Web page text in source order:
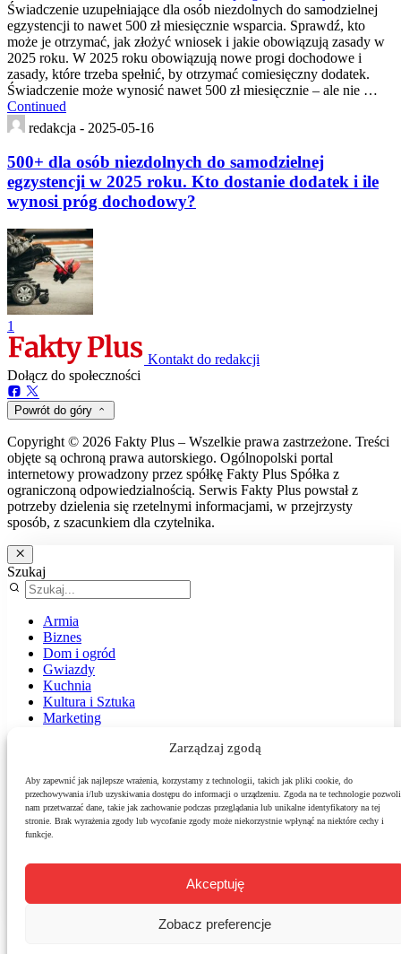
Zarządzaj zgodą
Aby zapewnić jak najlepsze wrażenia, korzystamy z technologii, takich jak pliki cookie, do
przechowywania i/lub uzyskiwania dostępu do informacji o urządzeniu. Zgoda na te technologie pozwoli
nam przetwarzać dane, takie jak zachowanie podczas przeglądania lub unikalne identyfikatory na tej
stronie. Brak wyrażenia zgody lub wycofanie zgody może niekorzystnie wpłynąć na niektóre cechy i
funkcje.
Akceptuję
Zobacz preferencje
Świadczenie uzupełniające dla osób niezdolnych do samodzielnej
egzystencji to nawet 500 zł miesięcznie wsparcia. Sprawdź, kto
może je otrzymać, jak złożyć wniosek i jakie obowiązują zasady w
2025 roku. W 2025 roku obowiązują nowe progi dochodowe i
zasady, które trzeba spełnić, by otrzymać comiesięczny dodatek.
Świadczenie może wynosić nawet 500 zł miesięcznie – ale nie …
Continued
redakcja - 2025-05-16
500+ dla osób niezdolnych do samodzielnej
egzystencji w 2025 roku. Kto dostanie dodatek i ile
wynosi próg dochodowy?
1
Kontakt do redakcji
Dołącz do społeczności
Powrót do góry
Copyright © 2026 Fakty Plus – Wszelkie prawa zastrzeżone. Treści
objęte są ochroną prawa autorskiego. Ogólnopolski portal
internetowy prowadzony przez spółkę Fakty Plus Spółka z
ograniczoną odpowiedzialnością. Serwis Fakty Plus powstał z
potrzeby dzielenia się rzetelnymi informacjami, w przejrzysty
sposób, z szacunkiem dla czytelnika.
Szukaj
Armia
Biznes
Dom i ogród
Gwiazdy
Kuchnia
Kultura i Sztuka
Marketing
Podróże
Polityka
Sport
Środowisko
Technologie